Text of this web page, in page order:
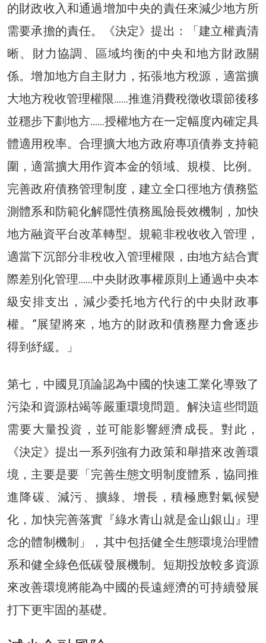
的財政收入和通過增加中央的責任來減少地方所
需要承擔的責任。《決定》提出：「建立權責清
晰、財力協調、區域均衡的中央和地方財政關
係。增加地方自主財力，拓張地方稅源，適當擴
大地方稅收管理權限……推進消費稅徵收環節後移
並穩步下劃地方……授權地方在一定幅度內確定具
體適用稅率。合理擴大地方政府專項債券支持範
圍，適當擴大用作資本金的領域、規模、比例。
完善政府債務管理制度，建立全口徑地方債務監
測體系和防範化解隱性債務風險長效機制，加快
地方融資平台改革轉型。規範非稅收收入管理，
適當下沉部分非稅收入管理權限，由地方結合實
際差別化管理……中央財政事權原則上通過中央本
級安排支出，減少委托地方代行的中央財政事
權。”展望將來，地方的財政和債務壓力會逐步
得到紓緩。」
第七，中國見頂論認為中國的快速工業化導致了
污染和資源枯竭等嚴重環境問題。解決這些問題
需要大量投資，並可能影響經濟成長。對此，
《決定》提出一系列強有力政策和舉措來改善環
境，主要是要「完善生態文明制度體系，協同推
進降碳、減污、擴綠、增長，積極應對氣候變
化，加快完善落實『綠水青山就是金山銀山』理
念的體制機制」，其中包括健全生態環境治理體
系和健全綠色低碳發展機制。短期投放較多資源
來改善環境將能為中國的長遠經濟的可持續發展
打下更牢固的基礎。